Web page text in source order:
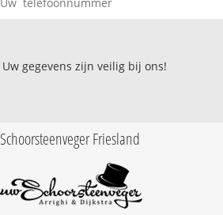
Uw gegevens zijn veilig bij ons!
Schoorsteenveger Friesland